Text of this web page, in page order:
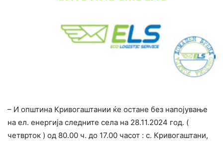
– И општина Кривогаштании ќе остане без напојување
на ел. енергија следните села на 28.11.2024 год. (
четврток ) од 80.00 ч. до 17.00 часот : с. Кривогаштани,